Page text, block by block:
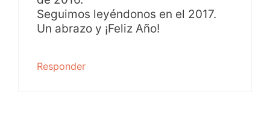
Seguimos leyéndonos en el 2017.
Un abrazo y ¡Feliz Año!
Responder